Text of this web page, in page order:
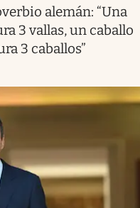
alemán: “Una
3 vallas, un caballo
3 caballos”